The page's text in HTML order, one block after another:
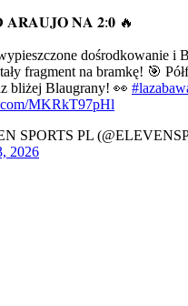
𝐍𝐀 𝟐:𝟎 🔥
dośrodkowanie i
fragment na bramkę! 🎯
bliżej Blaugrany! 👀
MKRkT97pHl
SPORTS PL
2026